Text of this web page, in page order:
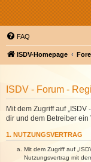
FAQ
ISDV-Homepage
ISDV - Forum -
Mit dem Zugriff auf „ISDV
dir und dem Betreiber
1. NUTZUNGSVERTRAG
Mit dem Zugriff auf
Nutzungsvertrag mit